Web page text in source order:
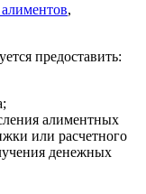
,
предоставить:
алиментных
или расчетного
денежных